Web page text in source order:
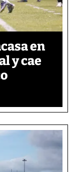
en
y cae